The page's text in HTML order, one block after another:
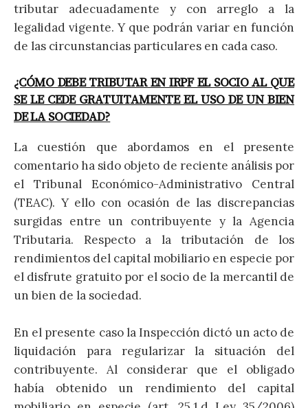
tributar adecuadamente y con arreglo a la
legalidad vigente. Y que podrán variar en función
de las circunstancias particulares en cada caso.
¿CÓMO DEBE TRIBUTAR EN IRPF EL SOCIO AL QUE
SE LE CEDE GRATUITAMENTE EL USO DE UN BIEN
DE LA SOCIEDAD?
La cuestión que abordamos en el presente
comentario ha sido objeto de reciente análisis por
el Tribunal Económico-Administrativo Central
(TEAC). Y ello con ocasión de las discrepancias
surgidas entre un contribuyente y la Agencia
Tributaria. Respecto a la tributación de los
rendimientos del capital mobiliario en especie por
el disfrute gratuito por el socio de la mercantil de
un bien de la sociedad.
En el presente caso la Inspección dictó un acto de
liquidación para regularizar la situación del
contribuyente. Al considerar que el obligado
había obtenido un rendimiento del capital